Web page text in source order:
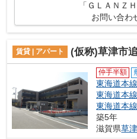
「ＧＬＡＮＺ
お問い合わ
賃貸 | アパート (仮称)草津市
仲手半額
東海道本線
東海道本線
東海道本線
築5年
滋賀県草